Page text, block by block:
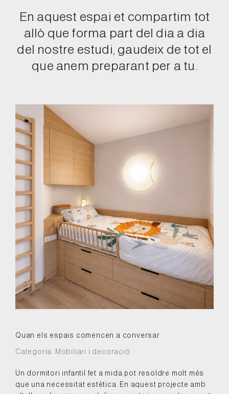
En aquest espai et compartim tot
allò que forma part del dia a dia
del nostre estudi, gaudeix de tot el
que anem preparant per a tu.
Quan els espais comencen a conversar
Categoria: Mobiliari i decoració
Un dormitori infantil fet a mida pot resoldre molt més
que una necessitat estètica. En aquest projecte amb